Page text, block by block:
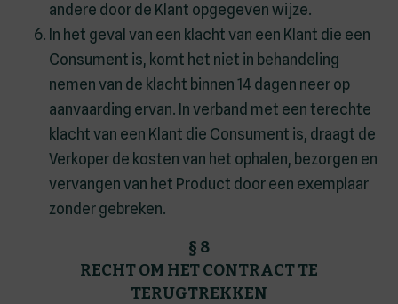
andere door de Klant opgegeven wijze.
In het geval van een klacht van een Klant die een
Consument is, komt het niet in behandeling
nemen van de klacht binnen 14 dagen neer op
aanvaarding ervan. In verband met een terechte
klacht van een Klant die Consument is, draagt de
Verkoper de kosten van het ophalen, bezorgen en
vervangen van het Product door een exemplaar
zonder gebreken.
§ 8
RECHT OM HET CONTRACT TE
TERUGTREKKEN